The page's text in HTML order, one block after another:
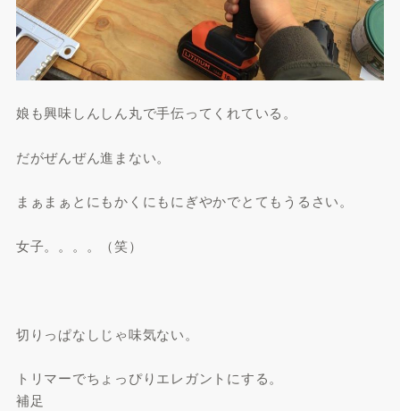
娘も興味しんしん丸で手伝ってくれている。
だがぜんぜん進まない。
まぁまぁとにもかくにもにぎやかでとてもうるさい。
女子。。。。（笑）
切りっぱなしじゃ味気ない。
トリマーでちょっぴりエレガントにする。
補足